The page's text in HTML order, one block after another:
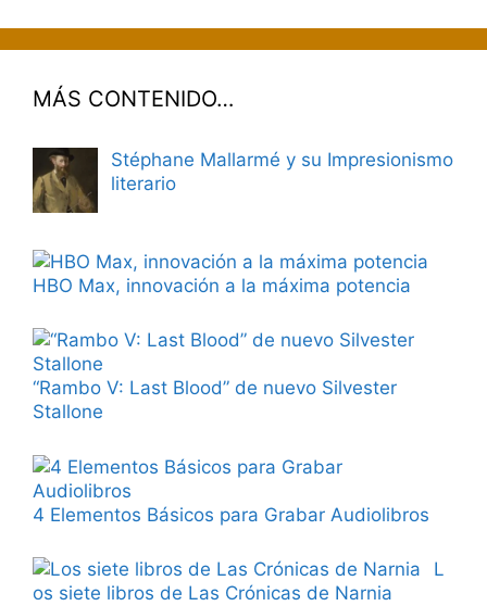
MÁS CONTENIDO…
Stéphane Mallarmé y su Impresionismo
literario
HBO Max, innovación a la máxima potencia
“Rambo V: Last Blood” de nuevo Silvester
Stallone
4 Elementos Básicos para Grabar Audiolibros
L
os siete libros de Las Crónicas de Narnia